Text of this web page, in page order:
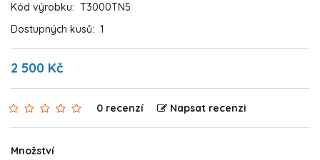
Kód výrobku: T3000TN5
Dostupných kusů: 1
2 500 Kč
0 recenzí Napsat recenzi
Množství